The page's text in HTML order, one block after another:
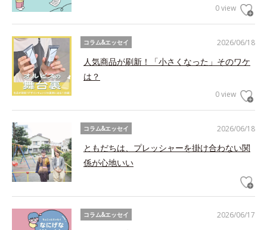
0 view
2026/06/18
コラム&エッセイ
人気商品が刷新！「小さくなった」そのワケ
は？
0 view
2026/06/18
コラム&エッセイ
ともだちは、プレッシャーを掛け合わない関
係が心地いい
2026/06/17
コラム&エッセイ